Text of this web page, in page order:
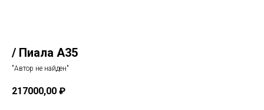
/ Пиала А35
"Автор не найден"
217000,00 ₽